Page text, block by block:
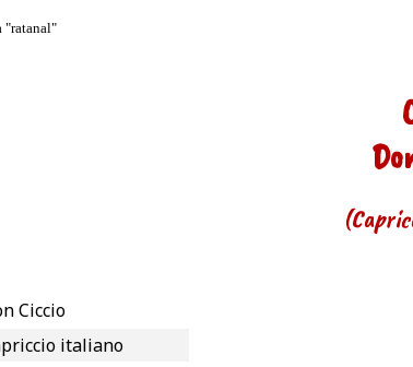
Ciccio
italiano